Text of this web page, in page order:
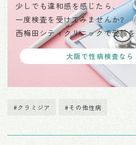
少しでも違和感を感じたら、
一度検査を受けてみませんか?
西梅田シティクリニックで受診を
大阪で性病検査なら
#クラミジア #その他性病